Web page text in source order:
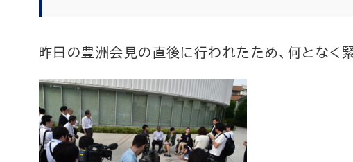
昨日の豊洲会見の直後に行われたため、何となく